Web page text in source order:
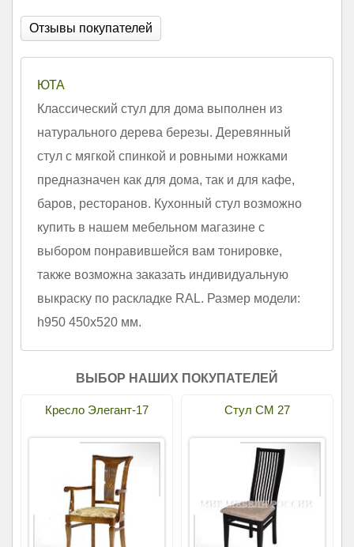
Отзывы покупателей
ЮТА
Классический стул для дома выполнен из
натурального дерева березы. Деревянный
стул с мягкой спинкой и ровными ножками
предназначен как для дома, так и для кафе,
баров, ресторанов. Кухонный стул возможно
купить в нашем мебельном магазине с
выбором понравившейся вам тонировке,
также возможна заказать индивидуальную
выкраску по раскладке RAL. Размер модели:
h950 450х520 мм.
ВЫБОР НАШИХ ПОКУПАТЕЛЕЙ
Кресло Элегант-17 Стул СМ 27